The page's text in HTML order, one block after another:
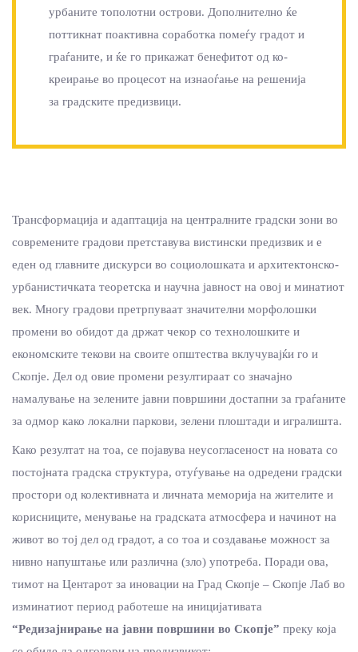
урбаните тополотни острови. Дополнително ќе
поттикнат поактивна соработка помеѓу градот и
граѓаните, и ќе го прикажат бенефитот од ко-
креирање во процесот на изнаоѓање на решенија
за градските предизвици.
Трансформација и адаптација на централните градски зони во
современите градови претставува вистински предизвик и е
еден од главните дискурси во социолошката и архитектонско-
урбанистичката теоретска и научна јавност на овој и минатиот
век. Многу градови претрпуваат значителни морфолошки
промени во обидот да држат чекор со технолошките и
економските текови на своите општества вклучувајќи го и
Скопје. Дел од овие промени резултираат со значајно
намалување на зелените јавни површини достапни за граѓаните
за одмор како локални паркови, зелени плоштади и игралишта.
Како резултат на тоа, се појавува неусогласеност на новата со
постојната градска структура, отуѓување на одредени градски
простори од колективната и личната меморија на жителите и
корисниците, менување на градската атмосфера и начинот на
живот во тој дел од градот, а со тоа и создавање можност за
нивно напуштање или различна (зло) употреба. Поради ова,
тимот на Центарот за иновации на Град Скопје – Скопје Лаб во
изминатиот период работеше на иницијативата
“Редизајнирање на јавни површини во Скопје” преку која